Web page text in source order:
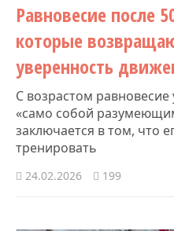
Равновесие после
которые
уверенность
С возрастом
«само собой
заключается в том, что
тренировать
24.02.2026 199